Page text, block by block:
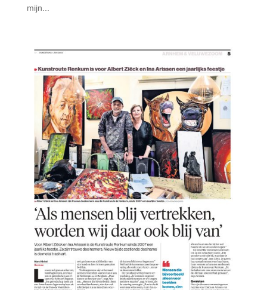
mijn...